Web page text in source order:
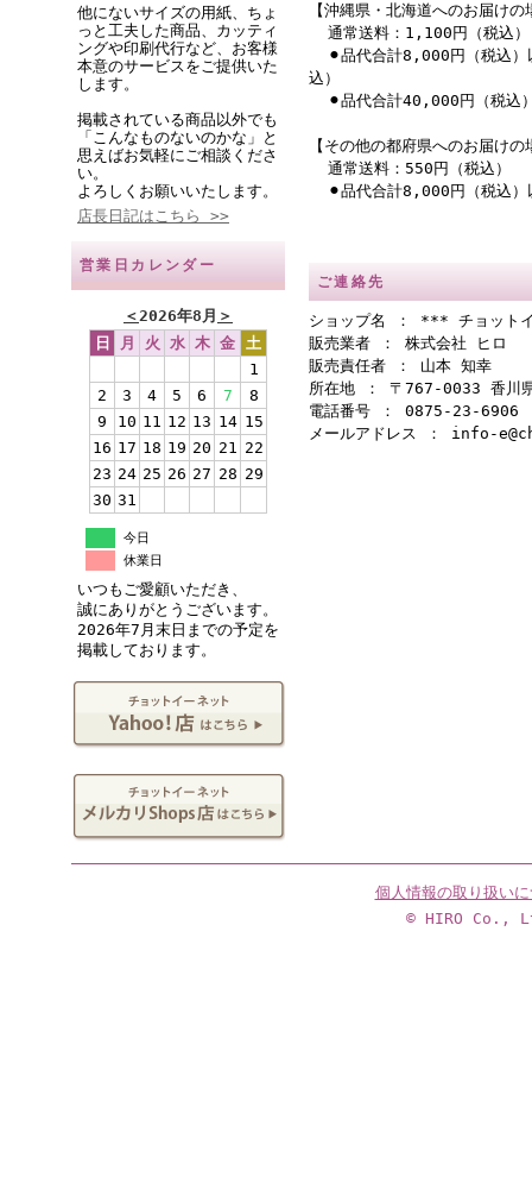
他にないサイズの用紙、ちょ
っと工夫した商品、カッティ
ングや印刷代行など、お客様
本意のサービスをご提供いた
します。
掲載されている商品以外でも
「こんなものないのかな」と
思えばお気軽にご相談くださ
い。
よろしくお願いいたします。
店長日記はこちら >>
営業日カレンダー
＜2026年8月 ＞
日
月 火 水 木 金 土
1
2
3 4 5 6 7
8
9
10 11 12 13 14 15
16 17 18 19 20 21 22
23 24 25 26 27 28 29
30 31
今日
休業日
いつもご愛顧いただき、
誠にありがとうございます。
2026年7月末日までの予定を
掲載しております。
【沖縄県・北海道へのお届けの
通常送料：1,100円（税込）
⚫︎品代合計8,000円（税込）
込）
⚫︎品代合計40,000円（税込
【その他の都府県へのお届けの
通常送料：550円（税込）
⚫︎品代合計8,000円（税込）
ご連絡先
ショップ名 ： *** チョット
販売業者 ： 株式会社 ヒロ
販売責任者 ： 山本 知幸
所在地 ： 〒767-0033 香川
電話番号 ： 0875-23-6906
メールアドレス ： info-
個人情報の取り扱い
© HIRO Co.,